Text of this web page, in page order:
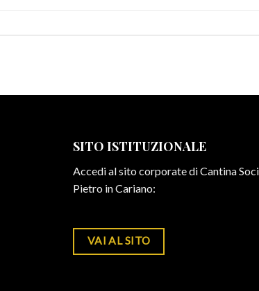
SITO ISTITUZIONALE
Accedi al sito corporate di Cantina
Pietro in Cariano:
VAI AL SITO